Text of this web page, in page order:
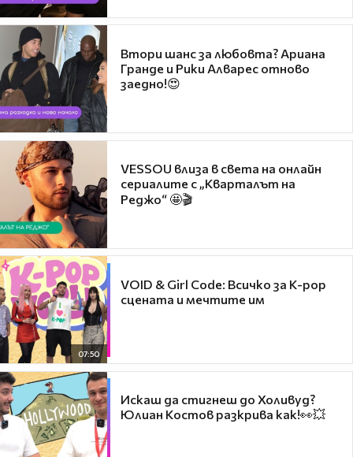
Втори шанс за любовта? Ариана
Гранде и Рики Алварес отново
заедно!😍
VESSOU влиза в света на онлайн
сериалите с „Кварталът на
Реджо“ 🤩🎬
07:50
VOID & Girl Code: Всичко за K-pop
сцената и мечтите им
Искаш да стигнеш до Холивуд?
Юлиан Костов разкрива как!👀💥